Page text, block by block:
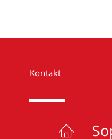
Kontakt